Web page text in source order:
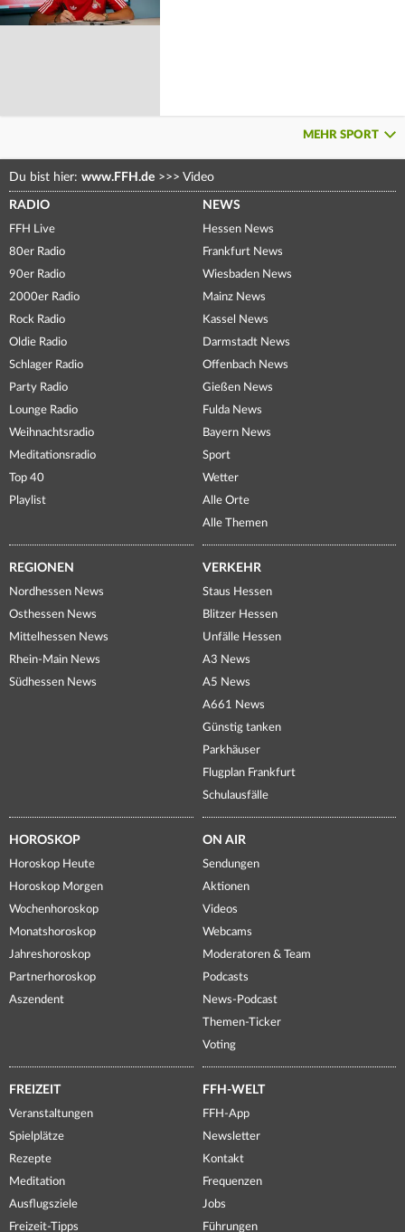
MEHR SPORT
Du bist hier: www.FFH.de >>> Video
RADIO
FFH Live
80er Radio
90er Radio
2000er Radio
Rock Radio
Oldie Radio
Schlager Radio
Party Radio
Lounge Radio
Weihnachtsradio
Meditationsradio
Top 40
Playlist
NEWS
Hessen News
Frankfurt News
Wiesbaden News
Mainz News
Kassel News
Darmstadt News
Offenbach News
Gießen News
Fulda News
Bayern News
Sport
Wetter
Alle Orte
Alle Themen
REGIONEN
Nordhessen News
Osthessen News
Mittelhessen News
Rhein-Main News
Südhessen News
VERKEHR
Staus Hessen
Blitzer Hessen
Unfälle Hessen
A3 News
A5 News
A661 News
Günstig tanken
Parkhäuser
Flugplan Frankfurt
Schulausfälle
HOROSKOP
Horoskop Heute
Horoskop Morgen
Wochenhoroskop
Monatshoroskop
Jahreshoroskop
Partnerhoroskop
Aszendent
ON AIR
Sendungen
Aktionen
Videos
Webcams
Moderatoren & Team
Podcasts
News-Podcast
Themen-Ticker
Voting
FREIZEIT
Veranstaltungen
Spielplätze
Rezepte
Meditation
Ausflugsziele
Freizeit-Tipps
FFH-WELT
FFH-App
Newsletter
Kontakt
Frequenzen
Jobs
Führungen